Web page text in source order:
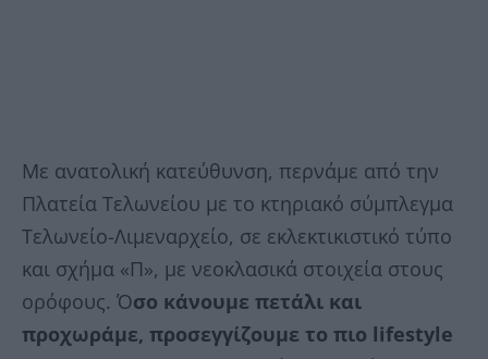
Με ανατολική κατεύθυνση, περνάμε από την
Πλατεία Τελωνείου με το κτηριακό σύμπλεγμα
Τελωνείο-Λιμεναρχείο, σε εκλεκτικιστικό τύπο
και σχήμα «Π», με νεοκλασικά στοιχεία στους
ορόφους. Όσο κάνουμε πετάλι και
προχωράμε, προσεγγίζουμε το πιο lifestyle